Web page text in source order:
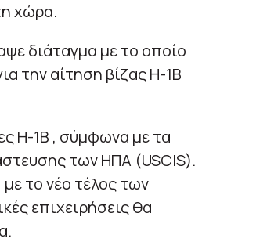
χώρα.
διάταγμα με το οποίο
την αίτηση βίζας H-1B
H-1B , σύμφωνα με τα
των ΗΠΑ (USCIS).
με το νέο τέλος των
επιχειρήσεις θα